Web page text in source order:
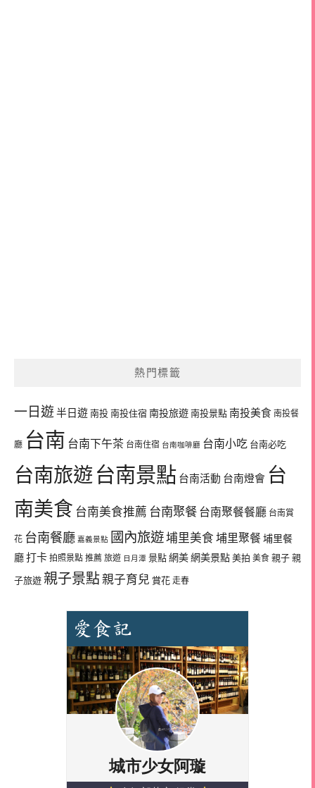
熱門標籤
一日遊半日遊 南投 南投住宿 南投旅遊 南投景點 南投美食 南投餐
廳 台南 台南下午茶 台南住宿 台南咖啡廳 台南小吃 台南必吃
台南旅遊 台南景點 台南活動 台南燈會 台
南美食 台南美食推薦 台南聚餐 台南聚餐餐廳 台南賞
花 台南餐廳 嘉義景點 國內旅遊埔里美食 埔里聚餐埔里餐
廳打卡 拍照景點 推薦 旅遊 日月潭 景點 網美網美景點 美拍 美食 親子 親
子旅遊 親子景點親子育兒 賞花 走春